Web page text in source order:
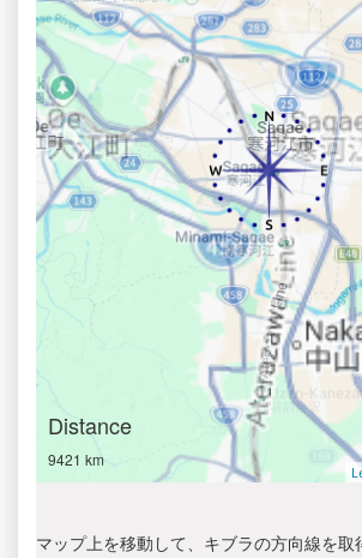
Distance
9421 km
マップ上を移動して、キブラの方向線を取